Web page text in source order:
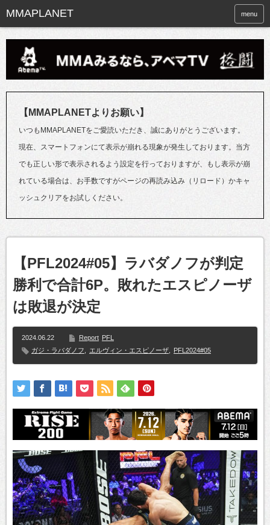
menu
【MMAPLANETよりお願い】
いつもMMAPLANETをご愛読いただき、誠にありがとうございます。
現在、スマートフォンにて表示が崩れる現象が発生しております。当方
でも正しい形で表示されるよう設定を行っておりますが、もし表示が崩
れている場合は、お手数ですがページの再読み込み（リロード）かキャ
ッシュクリアをお試しください。
【PFL2024#05】ラバダノフが判定
勝利で合計6P。敗れたエスピノーザ
は敗退が決定
2024.06.22 Report PFL
ガジ・ラバダノフ
エルヴィン・エスピノーザ PFL2024#05